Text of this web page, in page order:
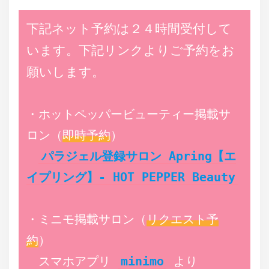
下記ネット予約は２４時間受付して
います。下記リンクよりご予約をお
願いします。
・ホットペッパービューティー掲載サ
ロン（即時予約）
パラジェル登録サロン Apring【エ
イプリング】- HOT PEPPER Beauty
・ミニモ掲載サロン（リクエスト予
約）
スマホアプリ
minimo
より